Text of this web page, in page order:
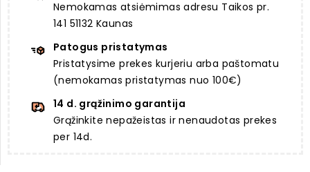
Nemokamas atsiėmimas adresu Taikos pr.
141 51132 Kaunas
Patogus pristatymas
Pristatysime prekes kurjeriu arba paštomatu
(nemokamas pristatymas nuo 100€)
14 d. grąžinimo garantija
Grąžinkite nepažeistas ir nenaudotas prekes
per 14d.